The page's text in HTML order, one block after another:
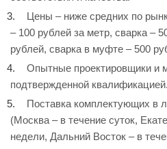
Цены – ниже средних по
– 100 рублей за метр, сварка –
рублей, сварка в муфте – 500
Опытные проектировщики и
подтвержденной квалификацией.
Поставка комплектующих в
(Москва – в течение суток,
недели, Дальний Восток – в